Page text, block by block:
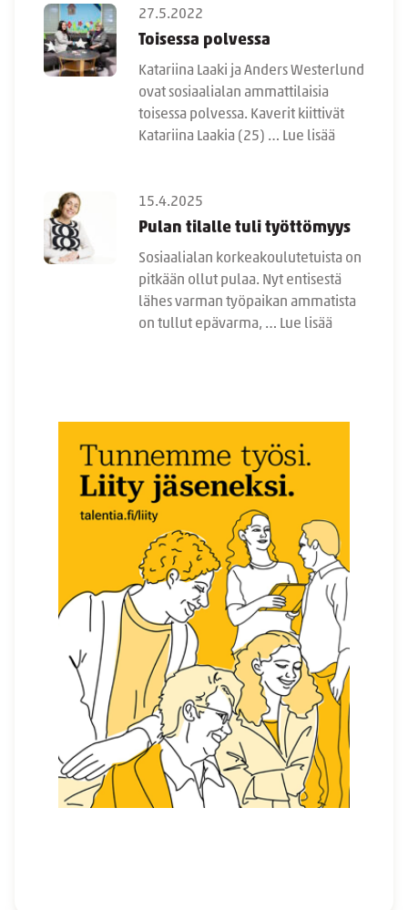
27.5.2022
Toisessa polvessa
Katariina Laaki ja Anders Westerlund
ovat sosiaalialan ammattilaisia
toisessa polvessa. Kaverit kiittivät
Katariina Laakia (25) … Lue lisää
15.4.2025
Pulan tilalle tuli työttömyys
Sosiaalialan korkeakoulutetuista on
pitkään ollut pulaa. Nyt entisestä
lähes varman työpaikan ammatista
on tullut epävarma, … Lue lisää